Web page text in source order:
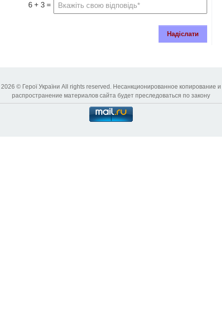
6 + 3 =
Надіслати
2026 © Герої України All rights reserved. Несанкционированное копирование и
распространение материалов сайта будет преследоваться по закону